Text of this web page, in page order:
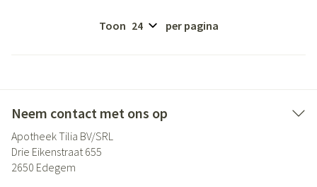
Toon per pagina
Neem contact met ons op
Apotheek Tilia BV/SRL
Drie Eikenstraat 655
2650 Edegem